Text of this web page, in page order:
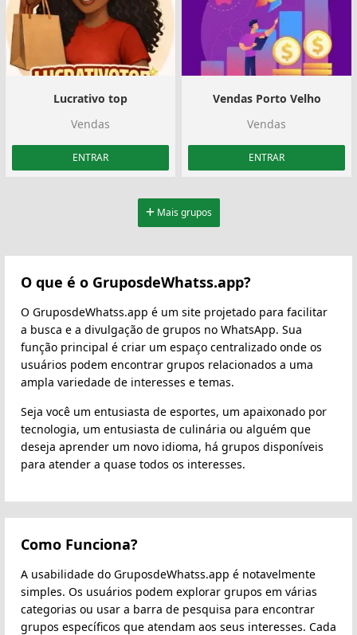
Lucrativo top
Vendas
ENTRAR
Vendas Porto Velho
Vendas
ENTRAR
Mais grupos
O que é o GruposdeWhatss.app?
O GruposdeWhatss.app é um site projetado para facilitar
a busca e a divulgação de grupos no WhatsApp. Sua
função principal é criar um espaço centralizado onde os
usuários podem encontrar grupos relacionados a uma
ampla variedade de interesses e temas.
Seja você um entusiasta de esportes, um apaixonado por
tecnologia, um entusiasta de culinária ou alguém que
deseja aprender um novo idioma, há grupos disponíveis
para atender a quase todos os interesses.
Como Funciona?
A usabilidade do GruposdeWhatss.app é notavelmente
simples. Os usuários podem explorar grupos em várias
categorias ou usar a barra de pesquisa para encontrar
grupos específicos que atendam aos seus interesses. Cada